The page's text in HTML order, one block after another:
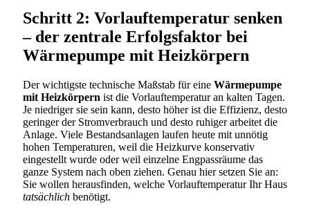
Schritt 2: Vorlauftemperatur senken
– der zentrale Erfolgsfaktor bei
Wärmepumpe mit Heizkörpern
Der wichtigste technische Maßstab für eine Wärmepumpe
mit Heizkörpern ist die Vorlauftemperatur an kalten Tagen.
Je niedriger sie sein kann, desto höher ist die Effizienz, desto
geringer der Stromverbrauch und desto ruhiger arbeitet die
Anlage. Viele Bestandsanlagen laufen heute mit unnötig
hohen Temperaturen, weil die Heizkurve konservativ
eingestellt wurde oder weil einzelne Engpassräume das
ganze System nach oben ziehen. Genau hier setzen Sie an:
Sie wollen herausfinden, welche Vorlauftemperatur Ihr Haus
tatsächlich benötigt.